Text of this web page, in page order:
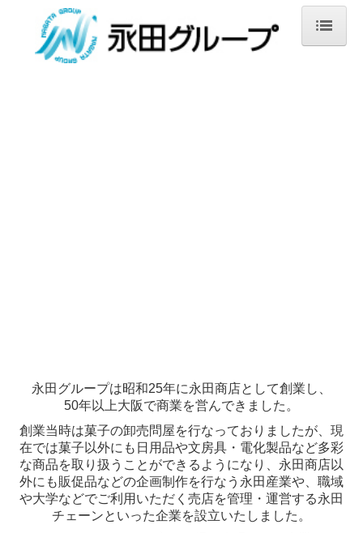
ホーム
永田グループは昭和25年に永田商店として創業し、
50年以上大阪で商業を営んできました。
創業当時は菓子の卸売問屋を行なっておりましたが、現
在では菓子以外にも日用品や文房具・電化製品など多彩
な商品を取り扱うことができるようになり、永田商店以
外にも販促品などの企画制作を行なう永田産業や、職域
や大学などでご利用いただく売店を管理・運営する永田
チェーンといった企業を設立いたしました。